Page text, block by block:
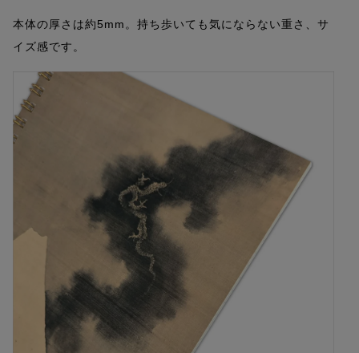
本体の厚さは約5mm。持ち歩いても気にならない重さ、サ
イズ感です。